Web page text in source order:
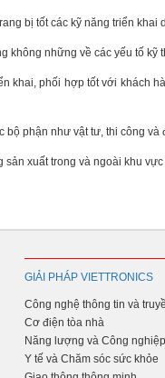
bị tốt các kỹ năng triển khai
không những về các yếu tố
khai, phối hợp tốt với khách
bộ phận như vật tư, thi công và
sản xuất trong và ngoài khu
GIẢI PHÁP VIETTRONICS
Công nghệ thông tin và
Cơ điện tòa nhà
Năng lượng và Công nghiệp
Y tế và Chăm sóc sức khỏe